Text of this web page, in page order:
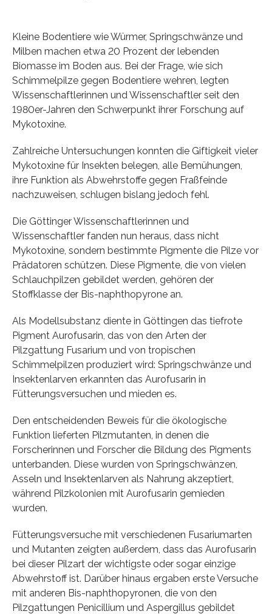
Kleine Bodentiere wie Würmer, Springschwänze und
Milben machen etwa 20 Prozent der lebenden
Biomasse im Boden aus. Bei der Frage, wie sich
Schimmelpilze gegen Bodentiere wehren, legten
Wissenschaftlerinnen und Wissenschaftler seit den
1980er-Jahren den Schwerpunkt ihrer Forschung auf
Mykotoxine.
Zahlreiche Untersuchungen konnten die Giftigkeit vieler
Mykotoxine für Insekten belegen, alle Bemühungen,
ihre Funktion als Abwehrstoffe gegen Fraßfeinde
nachzuweisen, schlugen bislang jedoch fehl.
Die Göttinger Wissenschaftlerinnen und
Wissenschaftler fanden nun heraus, dass nicht
Mykotoxine, sondern bestimmte Pigmente die Pilze vor
Prädatoren schützen. Diese Pigmente, die von vielen
Schlauchpilzen gebildet werden, gehören der
Stoffklasse der Bis-naphthopyrone an.
Als Modellsubstanz diente in Göttingen das tiefrote
Pigment Aurofusarin, das von den Arten der
Pilzgattung Fusarium und von tropischen
Schimmelpilzen produziert wird: Springschwänze und
Insektenlarven erkannten das Aurofusarin in
Fütterungsversuchen und mieden es.
Den entscheidenden Beweis für die ökologische
Funktion lieferten Pilzmutanten, in denen die
Forscherinnen und Forscher die Bildung des Pigments
unterbanden. Diese wurden von Springschwänzen,
Asseln und Insektenlarven als Nahrung akzeptiert,
während Pilzkolonien mit Aurofusarin gemieden
wurden.
Fütterungsversuche mit verschiedenen Fusariumarten
und Mutanten zeigten außerdem, dass das Aurofusarin
bei dieser Pilzart der wichtigste oder sogar einzige
Abwehrstoff ist. Darüber hinaus ergaben erste Versuche
mit anderen Bis-naphthopyronen, die von den
Pilzgattungen Penicillium und Aspergillus gebildet